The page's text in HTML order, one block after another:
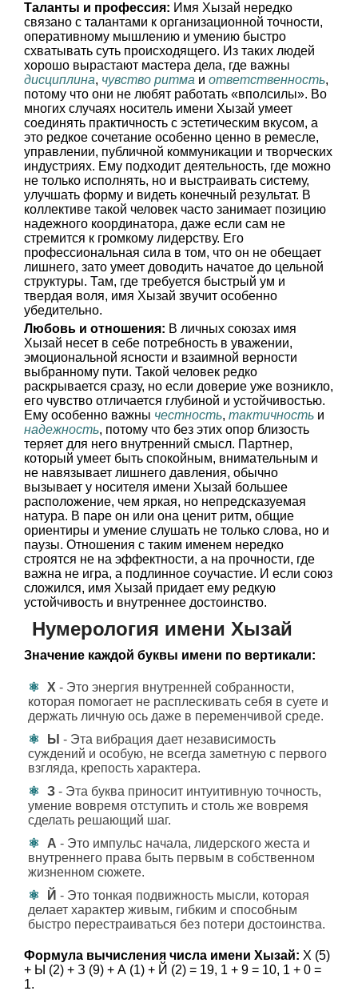
Таланты и профессия: Имя Хызай нередко
связано с талантами к организационной точности,
оперативному мышлению и умению быстро
схватывать суть происходящего. Из таких людей
хорошо вырастают мастера дела, где важны
дисциплина, чувство ритма и ответственность,
потому что они не любят работать «вполсилы». Во
многих случаях носитель имени Хызай умеет
соединять практичность с эстетическим вкусом, а
это редкое сочетание особенно ценно в ремесле,
управлении, публичной коммуникации и творческих
индустриях. Ему подходит деятельность, где можно
не только исполнять, но и выстраивать систему,
улучшать форму и видеть конечный результат. В
коллективе такой человек часто занимает позицию
надежного координатора, даже если сам не
стремится к громкому лидерству. Его
профессиональная сила в том, что он не обещает
лишнего, зато умеет доводить начатое до цельной
структуры. Там, где требуется быстрый ум и
твердая воля, имя Хызай звучит особенно
убедительно.
Любовь и отношения: В личных союзах имя
Хызай несет в себе потребность в уважении,
эмоциональной ясности и взаимной верности
выбранному пути. Такой человек редко
раскрывается сразу, но если доверие уже возникло,
его чувство отличается глубиной и устойчивостью.
Ему особенно важны честность, тактичность и
надежность, потому что без этих опор близость
теряет для него внутренний смысл. Партнер,
который умеет быть спокойным, внимательным и
не навязывает лишнего давления, обычно
вызывает у носителя имени Хызай большее
расположение, чем яркая, но непредсказуемая
натура. В паре он или она ценит ритм, общие
ориентиры и умение слушать не только слова, но и
паузы. Отношения с таким именем нередко
строятся не на эффектности, а на прочности, где
важна не игра, а подлинное соучастие. И если союз
сложился, имя Хызай придает ему редкую
устойчивость и внутреннее достоинство.
Нумерология имени Хызай
Значение каждой буквы имени по вертикали:
Х - Это энергия внутренней собранности,
которая помогает не расплескивать себя в суете и
держать личную ось даже в переменчивой среде.
Ы - Эта вибрация дает независимость
суждений и особую, не всегда заметную с первого
взгляда, крепость характера.
З - Эта буква приносит интуитивную точность,
умение вовремя отступить и столь же вовремя
сделать решающий шаг.
А - Это импульс начала, лидерского жеста и
внутреннего права быть первым в собственном
жизненном сюжете.
Й - Это тонкая подвижность мысли, которая
делает характер живым, гибким и способным
быстро перестраиваться без потери достоинства.
Формула вычисления числа имени Хызай: Х (5)
+ Ы (2) + З (9) + А (1) + Й (2) = 19, 1 + 9 = 10, 1 + 0 =
1.